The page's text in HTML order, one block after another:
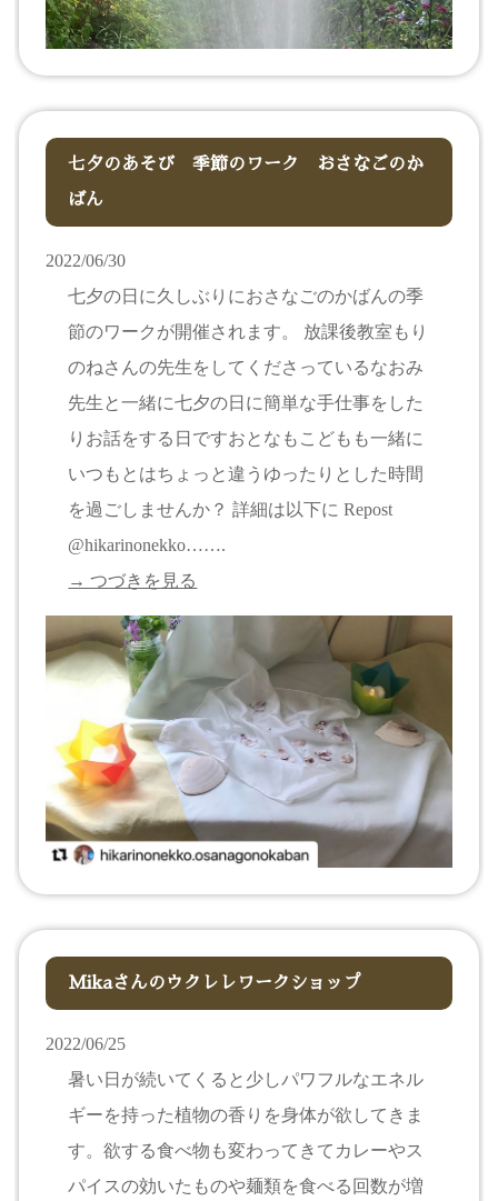
七夕のあそび 季節のワーク おさなごのか
ばん
2022/06/30
七夕の日に久しぶりにおさなごのかばんの季
節のワークが開催されます。 放課後教室もり
のねさんの先生をしてくださっているなおみ
先生と一緒に七夕の日に簡単な手仕事をした
りお話をする日ですおとなもこどもも一緒に
いつもとはちょっと違うゆったりとした時間
を過ごしませんか？ 詳細は以下に Repost
@hikarinonekko…….
→ つづきを見る
Mikaさんのウクレレワークショップ
2022/06/25
暑い日が続いてくると少しパワフルなエネル
ギーを持った植物の香りを身体が欲してきま
す。欲する食べ物も変わってきてカレーやス
パイスの効いたものや麺類を食べる回数が増